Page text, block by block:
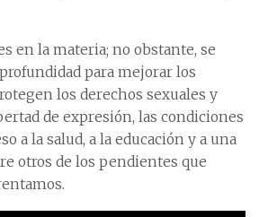
en la materia; no obstante, se
para mejorar los
los derechos sexuales y
de expresión, las condiciones
a la salud, a la educación y a una
otros de los pendientes que